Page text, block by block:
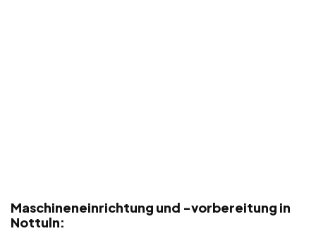
Maschineneinrichtung und -vorbereitung in
Nottuln: